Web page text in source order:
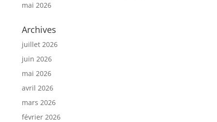
mai 2026
Archives
juillet 2026
juin 2026
mai 2026
avril 2026
mars 2026
février 2026